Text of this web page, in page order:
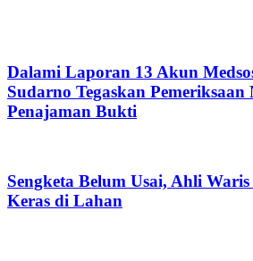
Dalami Laporan 13 Akun
Sudarno Tegaskan Pemeriksaan
Penajaman Bukti
Sengketa Belum Usai, Ahli
Keras di Lahan